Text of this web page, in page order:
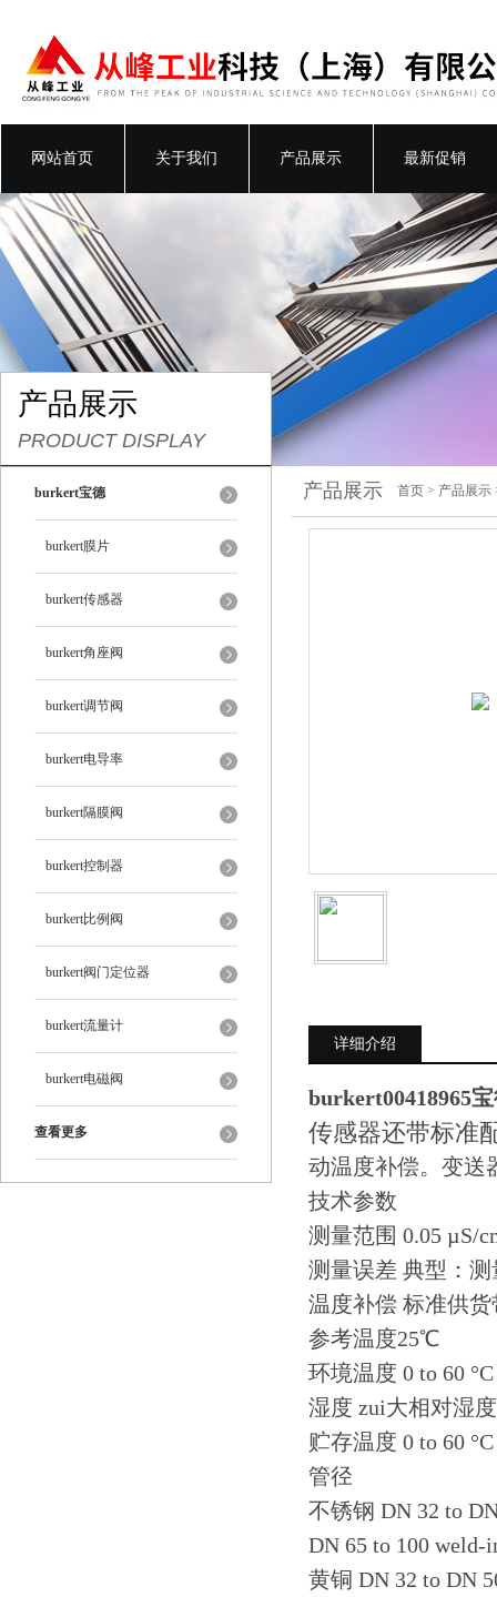
网站首页 关于我们 产品展示 最新促销
产品展示
PRODUCT DISPLAY
burkert宝德
burkert膜片
burkert传感器
burkert角座阀
burkert调节阀
burkert电导率
burkert隔膜阀
burkert控制器
burkert比例阀
burkert阀门定位器
burkert流量计
burkert电磁阀
查看更多
产品展示 首页 > 产品展示
详细介绍
burkert00418965
传感器还带标准
动温度补偿。变送
技术参数
测量范围 0.05 µS/
测量误差 典型：
温度补偿 标准供
参考温度25℃
环境温度 0 to 60
湿度 zui大相对湿
贮存温度 0 to 60
管径
不锈钢 DN 32 to
DN 65 to 100
黄铜 DN 32 to DN